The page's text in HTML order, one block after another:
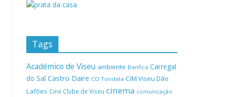
Tags
Académico de Viseu ambiente Benfica Carregal
do Sal Castro Daire CD Tondela CIM Viseu Dão
Lafões Cine Clube de Viseu cinema comunicação